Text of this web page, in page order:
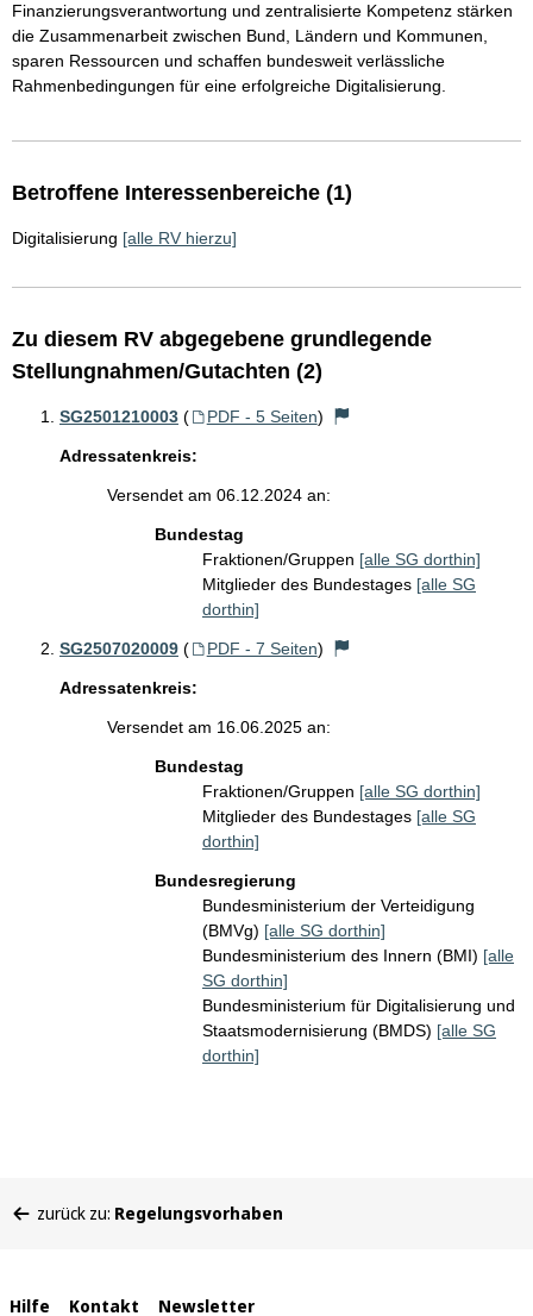
Finanzierungsverantwortung und zentralisierte Kompetenz stärken
die Zusammenarbeit zwischen Bund, Ländern und Kommunen,
sparen Ressourcen und schaffen bundesweit verlässliche
Rahmenbedingungen für eine erfolgreiche Digitalisierung.
Betroffene Interessenbereiche (1)
Digitalisierung [alle RV hierzu]
Zu diesem RV abgegebene grundlegende
Stellungnahmen/Gutachten (2)
SG2501210003 ( PDF - 5 Seiten)
Adressatenkreis:
Versendet am 06.12.2024 an:
Bundestag
Fraktionen/Gruppen [alle SG dorthin]
Mitglieder des Bundestages [alle SG
dorthin]
SG2507020009 ( PDF - 7 Seiten)
Adressatenkreis:
Versendet am 16.06.2025 an:
Bundestag
Fraktionen/Gruppen [alle SG dorthin]
Mitglieder des Bundestages [alle SG
dorthin]
Bundesregierung
Bundesministerium der Verteidigung
(BMVg) [alle SG dorthin]
Bundesministerium des Innern (BMI) [alle
SG dorthin]
Bundesministerium für Digitalisierung und
Staatsmodernisierung (BMDS) [alle SG
dorthin]
befinden
zurück zu: Regelungsvorhaben
Hilfe Kontakt Newsletter